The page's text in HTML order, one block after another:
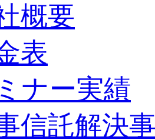
概要
表
ナー実績
信託解決